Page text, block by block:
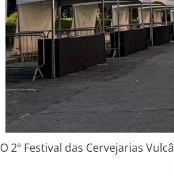
O 2º Festival das Cervejarias